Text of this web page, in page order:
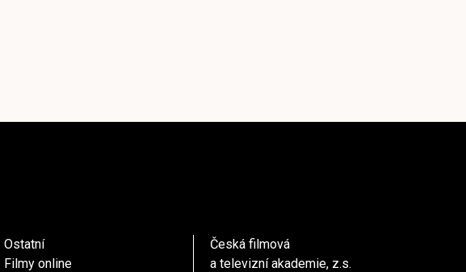
Ostatní
Filmy online
Česká filmová
a televizní akademie, z.s.